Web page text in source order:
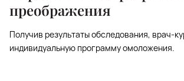
преображения
Получив результаты обследования, врач-
индивидуальную программу омоложения.